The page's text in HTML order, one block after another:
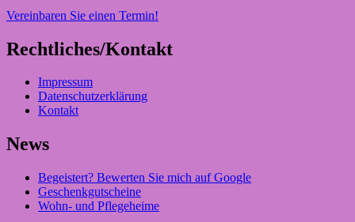
Vereinbaren Sie einen Termin!
Rechtliches/Kontakt
Impressum
Datenschutzerklärung
Kontakt
News
Begeistert? Bewerten Sie mich auf Google
Geschenkgutscheine
Wohn- und Pflegeheime